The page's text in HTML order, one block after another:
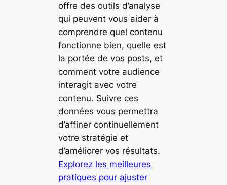
offre des outils d’analyse
qui peuvent vous aider à
comprendre quel contenu
fonctionne bien, quelle est
la portée de vos posts, et
comment votre audience
interagit avec votre
contenu. Suivre ces
données vous permettra
d’affiner continuellement
votre stratégie et
d’améliorer vos résultats.
Explorez les meilleures
pratiques pour ajuster